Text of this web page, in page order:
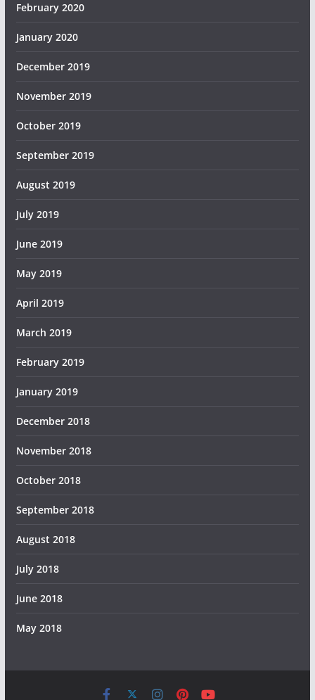
February 2020
January 2020
December 2019
November 2019
October 2019
September 2019
August 2019
July 2019
June 2019
May 2019
April 2019
March 2019
February 2019
January 2019
December 2018
November 2018
October 2018
September 2018
August 2018
July 2018
June 2018
May 2018